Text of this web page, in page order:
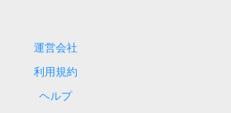
運営会社
利用規約
ヘルプ